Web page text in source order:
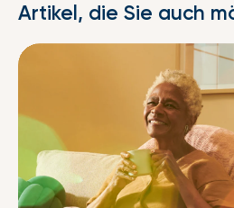
Artikel, die Sie auch